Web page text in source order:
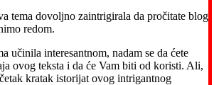
tema dovoljno zaintrigirala da pročitate blog
redom.
učinila interesantnom, nadam se da ćete
ovog teksta i da će Vam biti od koristi. Ali,
kratak istorijat ovog intrigantnog